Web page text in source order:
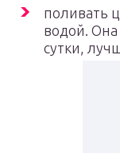
поливать
водой.
сутки,